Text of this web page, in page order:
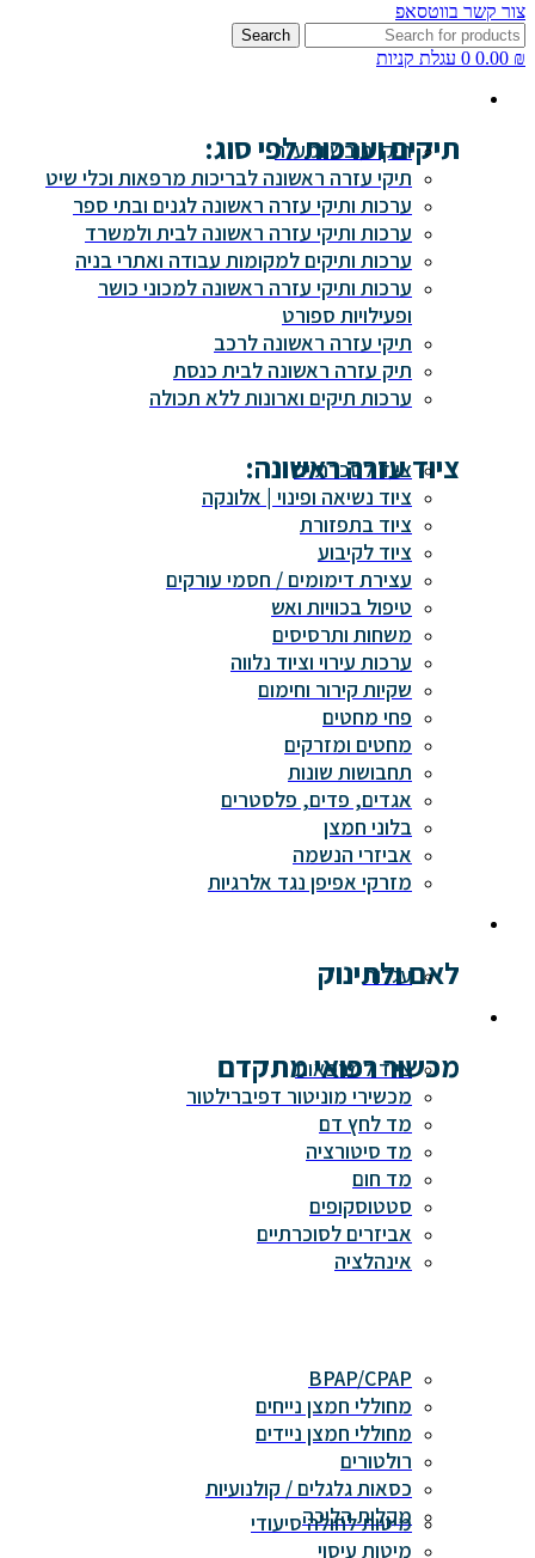
צור קשר בווטסאפ
Search
0.00 ₪
0 עגלת קניות
תיקים וערכות לפי סוג:
תיקי חובש ומע"ר
תיקי עזרה ראשונה לבריכות מרפאות וכלי שיט
ערכות ותיקי עזרה ראשונה לגנים ובתי ספר
ערכות ותיקי עזרה ראשונה לבית ולמשרד
ערכות ותיקים למקומות עבודה ואתרי בניה
ערכות ותיקי עזרה ראשונה למכוני כושר
ופעילויות ספורט
תיקי עזרה ראשונה לרכב
תיק עזרה ראשונה לבית כנסת
ערכות תיקים וארונות ללא תכולה
ציוד עזרה ראשונה:
ציוד לסכרתיים
ציוד נשיאה ופינוי | אלונקה
ציוד בתפזורת
ציוד לקיבוע
עצירת דימומים / חסמי עורקים
טיפול בכוויות ואש
משחות ותרסיסים
ערכות עירוי וציוד נלווה
שקיות קירור וחימום
פחי מחטים
מחטים ומזרקים
תחבושות שונות
אגדים, פדים, פלסטרים
בלוני חמצן
אביזרי הנשמה
מזרקי אפיפן נגד אלרגיות
לאם ולתינוק
עגלות
מכשור רפואי מתקדם
ציוד למרפאות
מכשירי מוניטור דפיברילטור
מד לחץ דם
מד סיטורציה
מד חום
סטטוסקופים
אביזרים לסוכרתיים
אינהלציה
BPAP/CPAP
מחוללי חמצן נייחים
מחוללי חמצן ניידים
רולטורים
כסאות גלגלים / קולנועיות
מקלות הליכה
מיטות לחולה סיעודי
מיטות עיסוי